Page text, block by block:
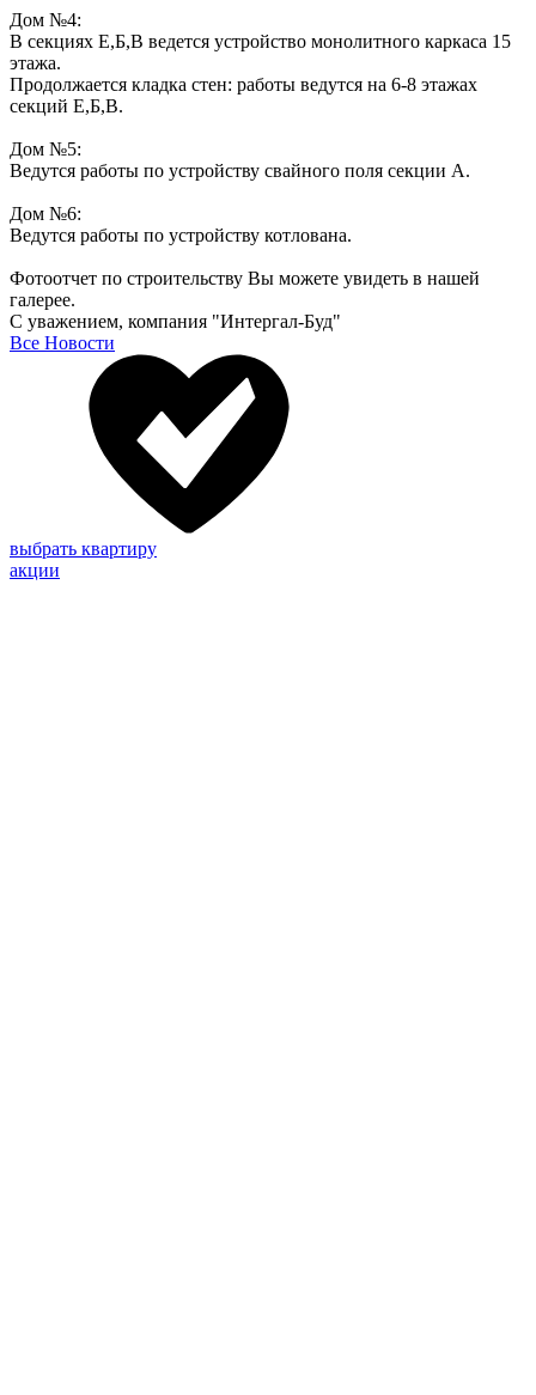
Дом №4:
В секциях Е,Б,В ведется устройство монолитного каркаса 15
этажа.
Продолжается кладка стен: работы ведутся на 6-8 этажах
секций Е,Б,В.
Дом №5:
Ведутся работы по устройству свайного поля секции А.
Дом №6:
Ведутся работы по устройству котлована.
Фотоотчет по строительству Вы можете увидеть в нашей
галерее.
С уважением, компания "Интергал-Буд"
Все Новости
выбрать квартиру
акции